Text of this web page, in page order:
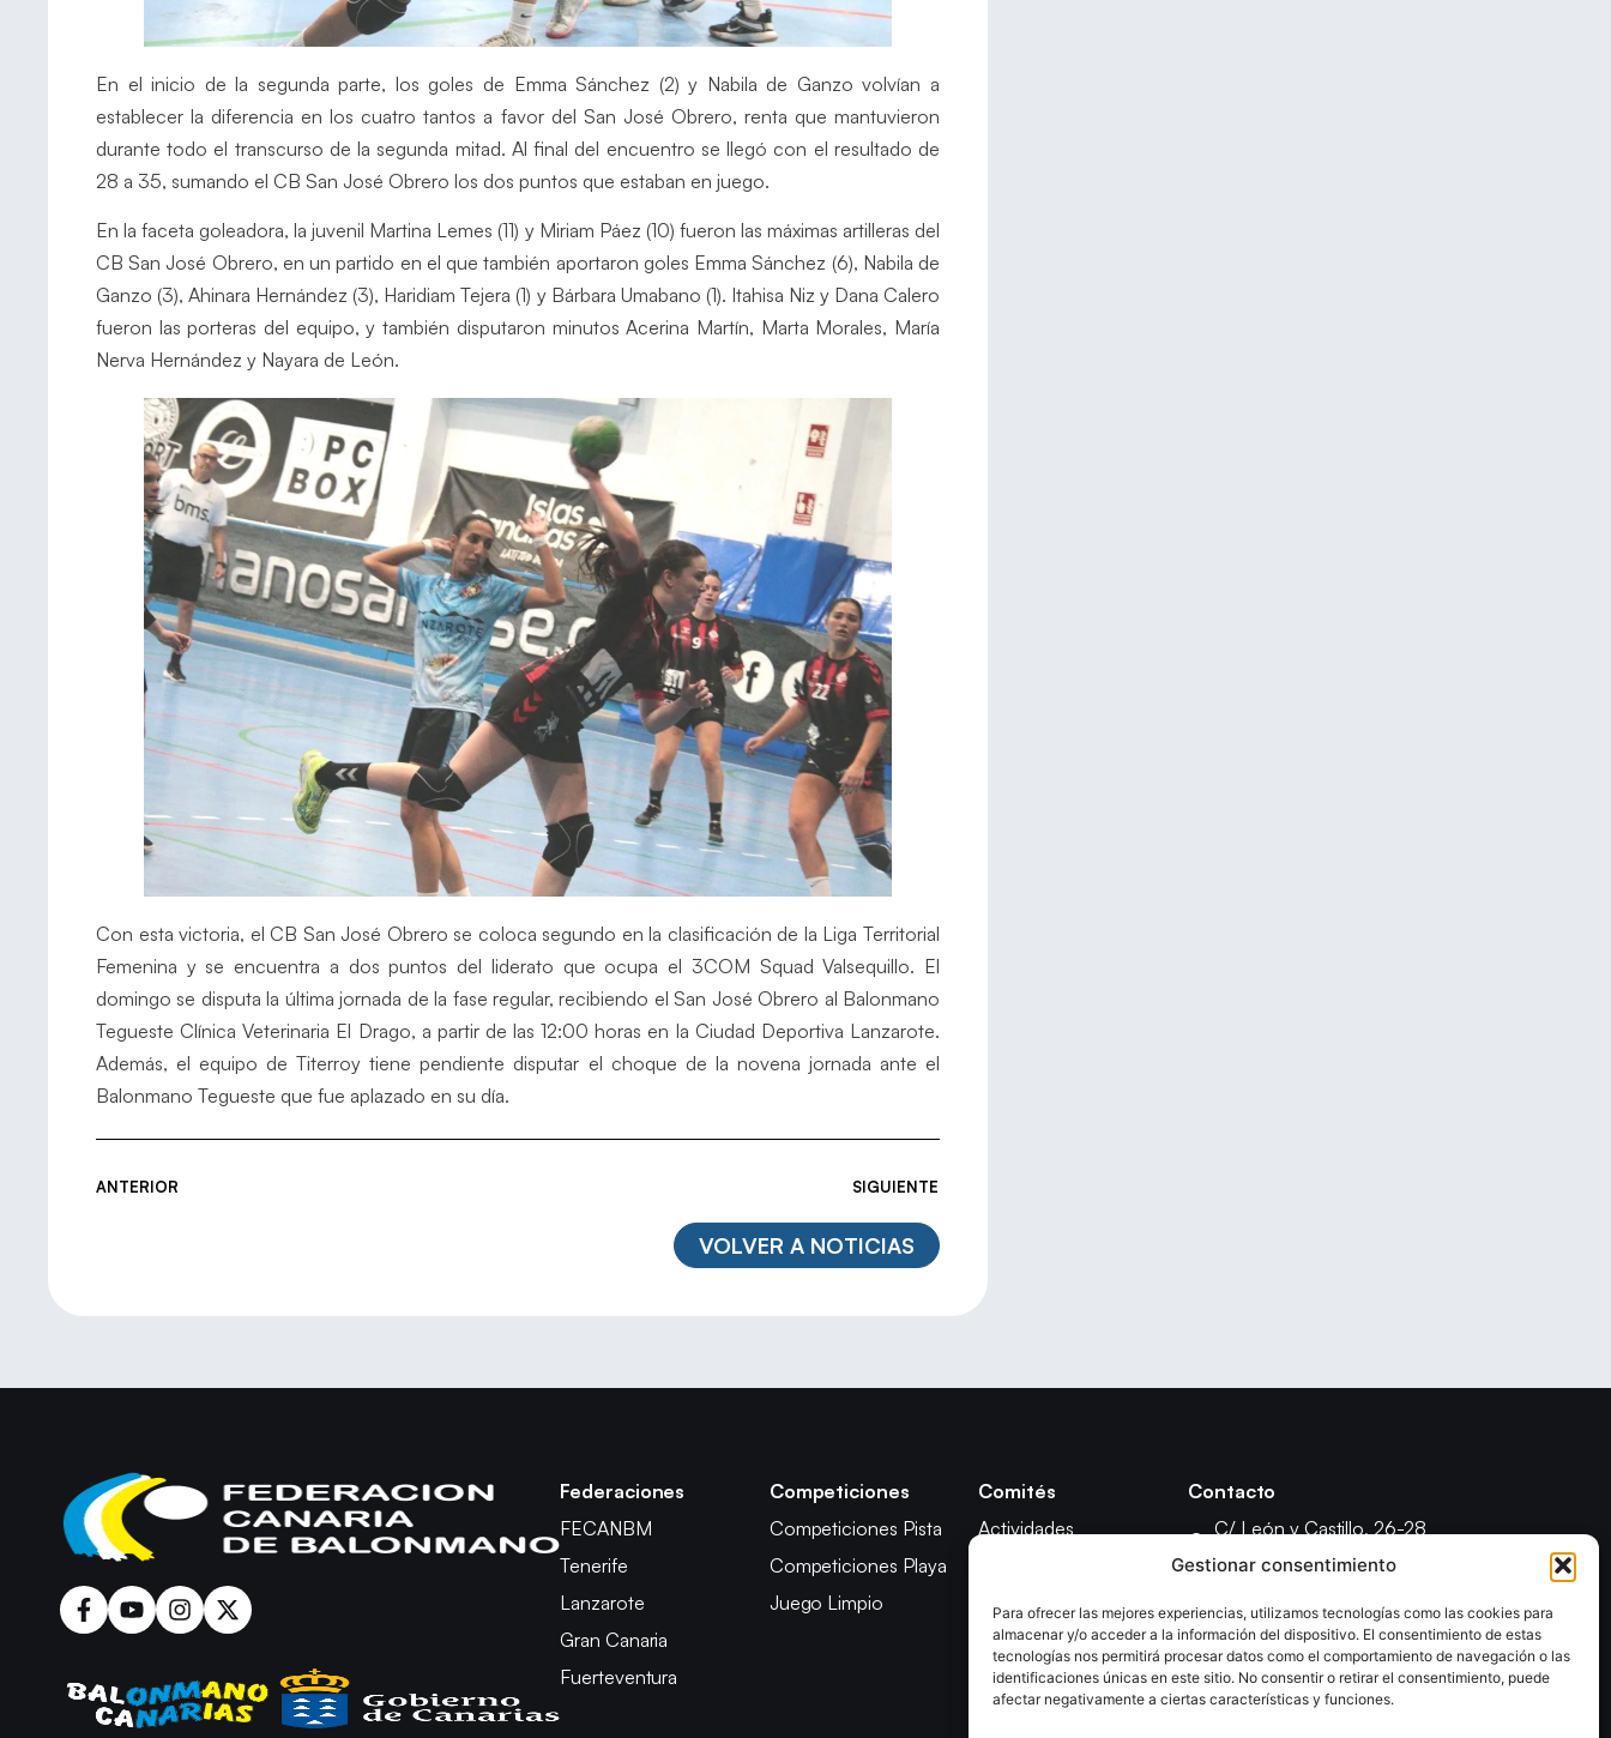
Gestionar consentimiento
Para ofrecer las mejores experiencias, utilizamos tecnologías como las cookies para
almacenar y/o acceder a la información del dispositivo. El consentimiento de estas
tecnologías nos permitirá procesar datos como el comportamiento de navegación o las
identificaciones únicas en este sitio. No consentir o retirar el consentimiento, puede
afectar negativamente a ciertas características y funciones.
En el inicio de la segunda parte, los goles de Emma Sánchez (2) y Nabila de Ganzo volvían a
establecer la diferencia en los cuatro tantos a favor del San José Obrero, renta que mantuvieron
durante todo el transcurso de la segunda mitad. Al final del encuentro se llegó con el resultado de
28 a 35, sumando el CB San José Obrero los dos puntos que estaban en juego.
En la faceta goleadora, la juvenil Martina Lemes (11) y Miriam Páez (10) fueron las máximas artilleras del
CB San José Obrero, en un partido en el que también aportaron goles Emma Sánchez (6), Nabila de
Ganzo (3), Ahinara Hernández (3), Haridiam Tejera (1) y Bárbara Umabano (1). Itahisa Niz y Dana Calero
fueron las porteras del equipo, y también disputaron minutos Acerina Martín, Marta Morales, María
Nerva Hernández y Nayara de León.
Con esta victoria, el CB San José Obrero se coloca segundo en la clasificación de la Liga Territorial
Femenina y se encuentra a dos puntos del liderato que ocupa el 3COM Squad Valsequillo. El
domingo se disputa la última jornada de la fase regular, recibiendo el San José Obrero al Balonmano
Tegueste Clínica Veterinaria El Drago, a partir de las 12:00 horas en la Ciudad Deportiva Lanzarote.
Además, el equipo de Titerroy tiene pendiente disputar el choque de la novena jornada ante el
Balonmano Tegueste que fue aplazado en su día.
ANTERIOR SIGUIENTE
VOLVER A NOTICIAS
Federaciones
FECANBM
Tenerife
Lanzarote
Gran Canaria
Fuerteventura
Competiciones
Competiciones Pista
Competiciones Playa
Juego Limpio
Comités
Actividades
Árbitros
Competición
Apelación
Contacto
C/ León y Castillo, 26-28
35003 - Las Palmas de Gran Canaria
formacionfecanbm@gmail.com